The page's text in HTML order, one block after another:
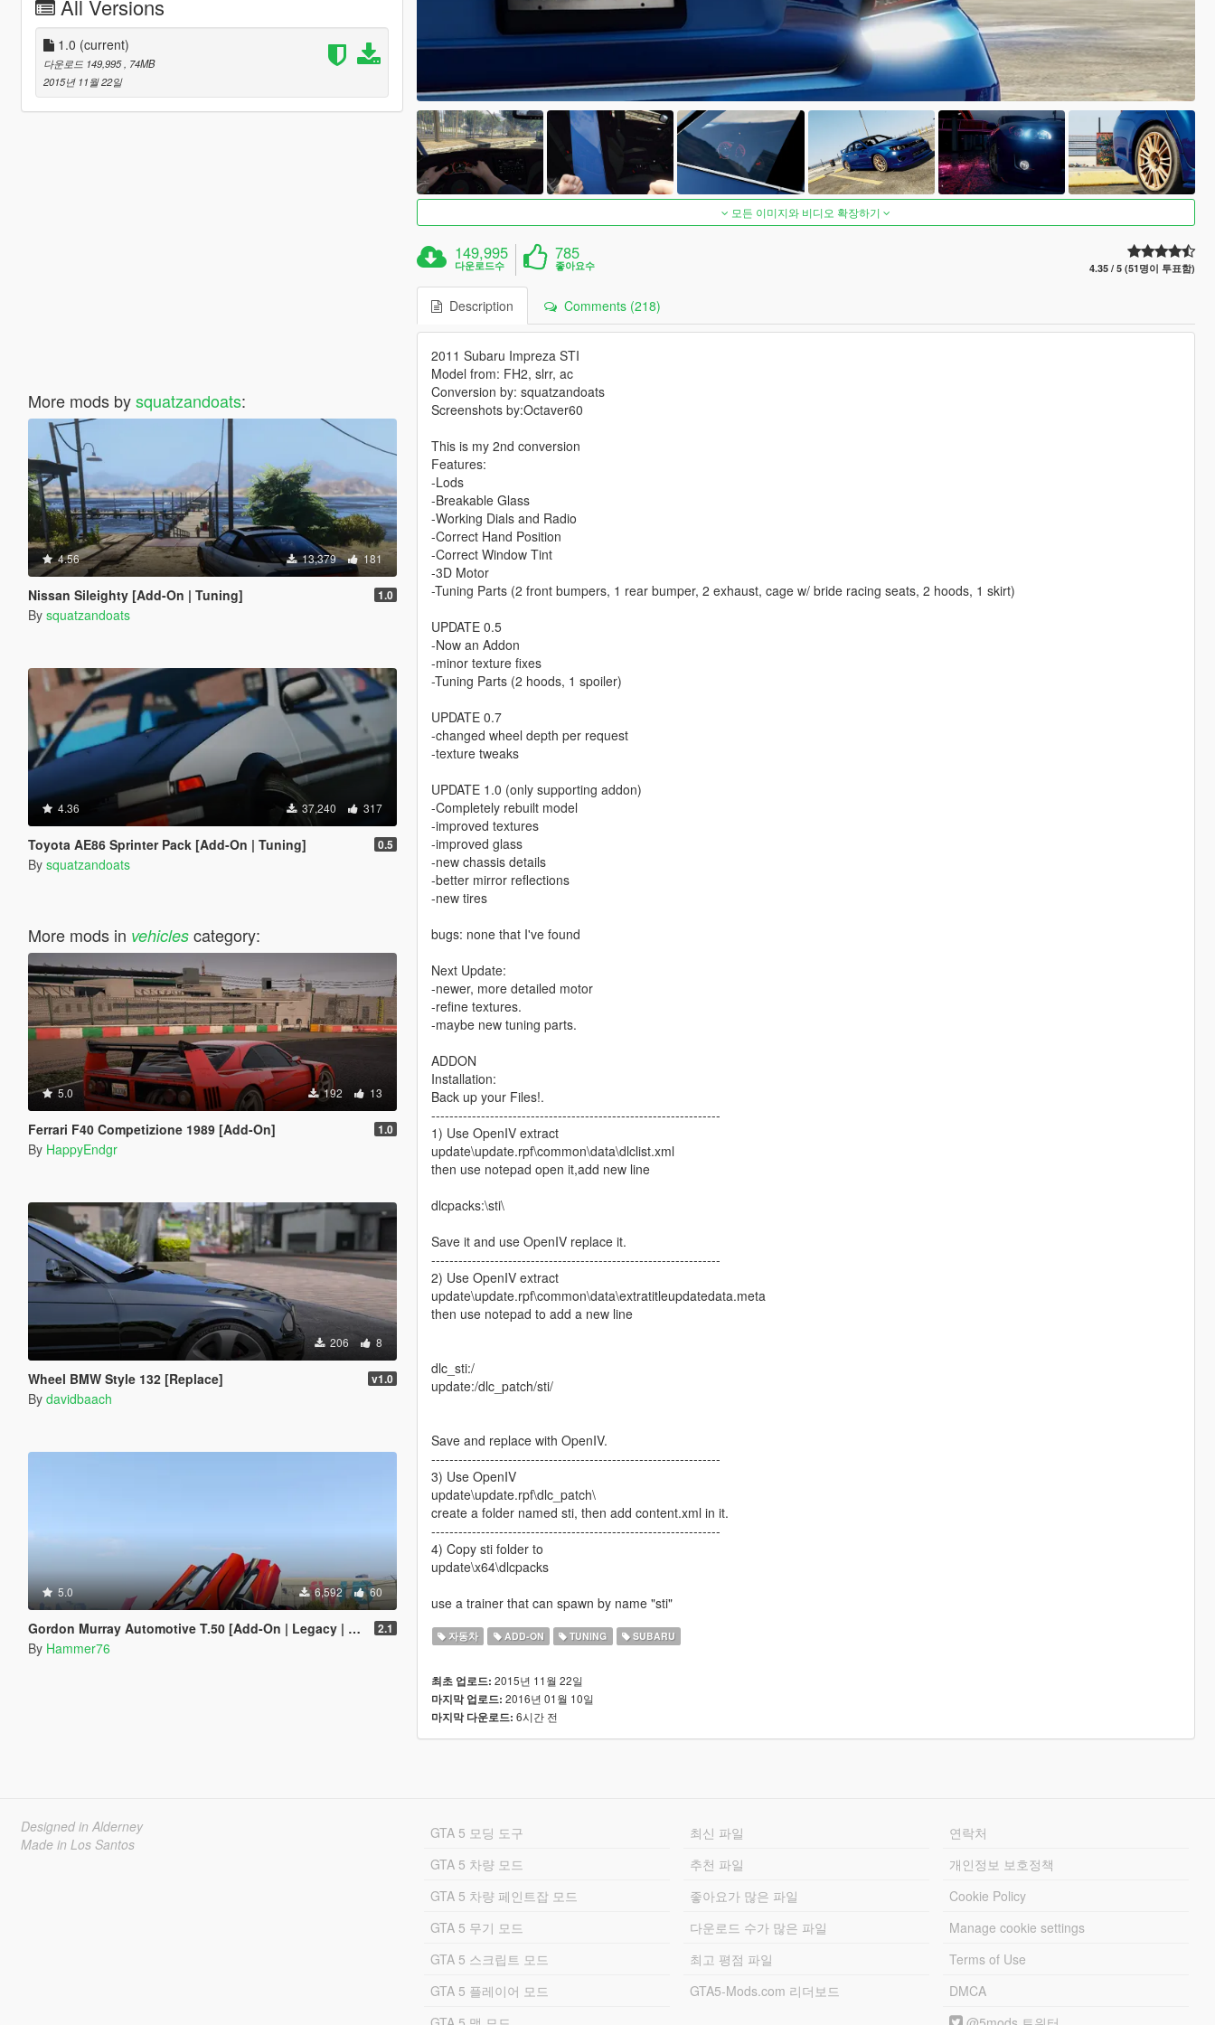
All Versions
1.0 (current)
다운로드 149,995 , 74MB
2015년 11월 22일
More mods bysquatzandoats:
4.56 13,379 181
Nissan Sileighty [Add-On | Tuning] 1.0
By squatzandoats
4.36 37,240 317
Toyota AE86 Sprinter Pack [Add-On | Tuning] 0.5
By squatzandoats
More mods in vehiclescategory:
5.0 192 13
Ferrari F40 Competizione 1989 [Add-On] 1.0
By HappyEndgr
206 8
Wheel BMW Style 132 [Replace] v1.0
By davidbaach
5.0 6,592 60
Gordon Murray Automotive T.50 [Add-On | Legacy | Enhanced] 2.1
By Hammer76
모든 이미지와 비디오 확장하기
149,995
다운로드수
785
좋아요수 4.35 / 5 (51명이 투표함)
Description Comments (218)
2011 Subaru Impreza STI
Model from: FH2, slrr, ac
Conversion by: squatzandoats
Screenshots by:Octaver60
This is my 2nd conversion
Features:
-Lods
-Breakable Glass
-Working Dials and Radio
-Correct Hand Position
-Correct Window Tint
-3D Motor
-Tuning Parts (2 front bumpers, 1 rear bumper, 2 exhaust, cage w/ bride racing seats, 2 hoods, 1 skirt)
UPDATE 0.5
-Now an Addon
-minor texture fixes
-Tuning Parts (2 hoods, 1 spoiler)
UPDATE 0.7
-changed wheel depth per request
-texture tweaks
UPDATE 1.0 (only supporting addon)
-Completely rebuilt model
-improved textures
-improved glass
-new chassis details
-better mirror reflections
-new tires
bugs: none that I've found
Next Update:
-newer, more detailed motor
-refine textures.
-maybe new tuning parts.
ADDON
Installation:
Back up your Files!.
----------------------------------------------------------------
1) Use OpenIV extract
update\update.rpf\common\data\dlclist.xml
then use notepad open it,add new line
dlcpacks:\sti\
Save it and use OpenIV replace it.
----------------------------------------------------------------
2) Use OpenIV extract
update\update.rpf\common\data\extratitleupdatedata.meta
then use notepad to add a new line
dlc_sti:/
update:/dlc_patch/sti/
Save and replace with OpenIV.
----------------------------------------------------------------
3) Use OpenIV
update\update.rpf\dlc_patch\
create a folder named sti, then add content.xml in it.
----------------------------------------------------------------
4) Copy sti folder to
update\x64\dlcpacks
use a trainer that can spawn by name "sti"
자동차 ADD-ON TUNING SUBARU
최초 업로드: 2015년 11월 22일
마지막 업로드: 2016년 01월 10일
마지막 다운로드: 6시간 전
Designed in Alderney
Made in Los Santos
GTA 5 모딩 도구
GTA 5 차량 모드
GTA 5 차량 페인트잡 모드
GTA 5 무기 모드
GTA 5 스크립트 모드
GTA 5 플레이어 모드
최신 파일
추천 파일
좋아요가 많은 파일
다운로드 수가 많은 파일
최고 평점 파일
GTA5-Mods.com 리더보드
연락처
개인정보 보호정책
Cookie Policy
Manage cookie settings
Terms of Use
DMCA